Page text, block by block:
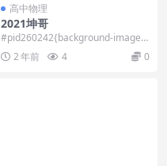
高中物理
2021坤哥
#pid260242{background-image:u
rl(\”...
2 年前 4 0